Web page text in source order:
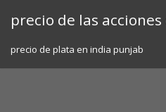
precio de las
precio de plata en india punjab